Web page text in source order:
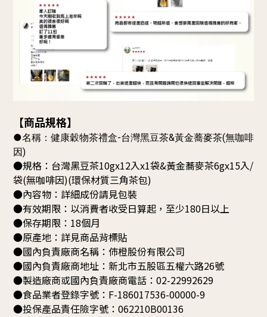
【商品規格】
●名稱：健康穀物茶禮盒-台灣黑豆茶&黃金蕎麥茶(無咖啡
因)
●規格： 台灣黑豆茶10gx12入x1袋&黃金蕎麥茶6gx15入/
袋(無咖啡因)(環保材質三角茶包)
●內容物：詳細成份請見包裝
●有效期限：以消費者收受日算起，至少180日以上
●保存期限：18個月
●原產地：詳見商品背標貼
●國內負責廠商名稱：伂橙股份有限公司
●國內負責廠商地址：新北市五股區五權六路26號
●製造廠商或國內負責廠商電話：02-22992629
●食品業者登錄字號：F-186017536-00000-9
●投保產品責任險字號：062210B00136